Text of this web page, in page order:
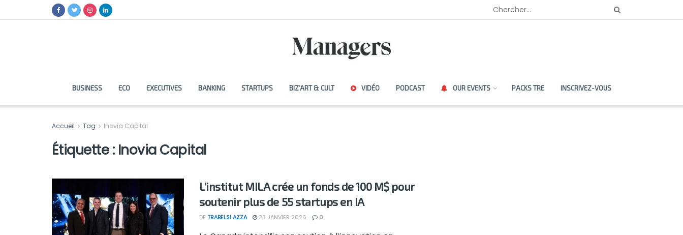
BUSINESS ECO EXECUTIVES BANKING STARTUPS BIZ’ART & CULT VIDÉO PODCAST OUR EVENTS PACKS TRE INSCRIVEZ-VOUS
Accueil Tag Inovia Capital
Étiquette : Inovia Capital
L’institut MILA crée un fonds de 100 M$ pour
soutenir plus de 55 startups en IA
DE TRABELSI AZZA 23 JANVIER 2026 0